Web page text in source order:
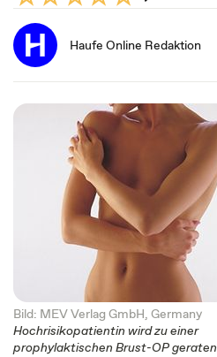
Haufe Online Redaktion
Bild: MEV Verlag GmbH, Germany
Hochrisikopatientin wird zu einer
prophylaktischen Brust-OP geraten